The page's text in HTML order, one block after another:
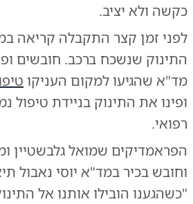
כקשה ולא יציב.
לפני זמן קצר התקבלה קריאה
התינוק שנשכח ברכב. חובשים
מד"א שהגיעו למקום העניקו
ופינו את התינוק בניידת טיפול
רפואי.
הפראמדיקים שמואל גלבשטיין
וחובש בכיר במד"א יוסי נאבול
"כשהגענו הובילו אותנו אל